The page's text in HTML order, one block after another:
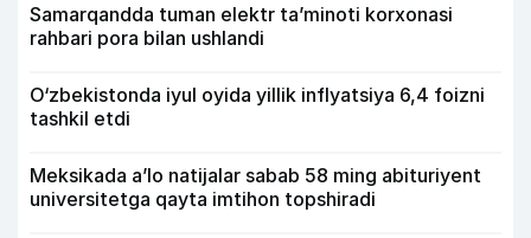
Samarqandda tuman elektr ta’minoti korxonasi
rahbari pora bilan ushlandi
O‘zbekistonda iyul oyida yillik inflyatsiya 6,4 foizni
tashkil etdi
Meksikada a’lo natijalar sabab 58 ming abituriyent
universitetga qayta imtihon topshiradi